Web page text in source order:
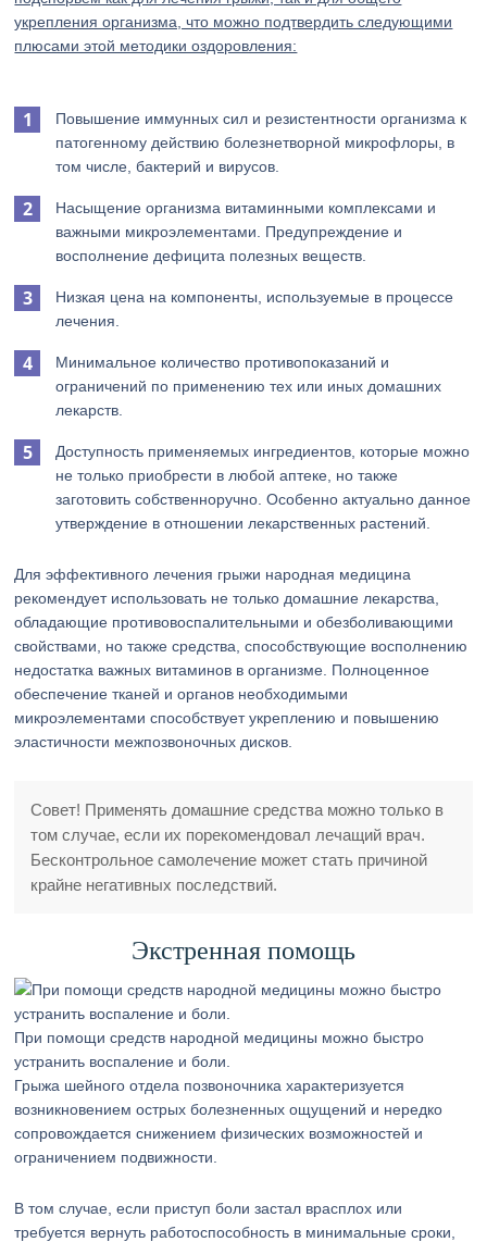
укрепления организма, что можно подтвердить следующими
плюсами этой методики оздоровления:
Повышение иммунных сил и резистентности организма к
патогенному действию болезнетворной микрофлоры, в
том числе, бактерий и вирусов.
Насыщение организма витаминными комплексами и
важными микроэлементами. Предупреждение и
восполнение дефицита полезных веществ.
Низкая цена на компоненты, используемые в процессе
лечения.
Минимальное количество противопоказаний и
ограничений по применению тех или иных домашних
лекарств.
Доступность применяемых ингредиентов, которые можно
не только приобрести в любой аптеке, но также
заготовить собственноручно. Особенно актуально данное
утверждение в отношении лекарственных растений.
Для эффективного лечения грыжи народная медицина
рекомендует использовать не только домашние лекарства,
обладающие противовоспалительными и обезболивающими
свойствами, но также средства, способствующие восполнению
недостатка важных витаминов в организме. Полноценное
обеспечение тканей и органов необходимыми
микроэлементами способствует укреплению и повышению
эластичности межпозвоночных дисков.
Совет! Применять домашние средства можно только в
том случае, если их порекомендовал лечащий врач.
Бесконтрольное самолечение может стать причиной
крайне негативных последствий.
Экстренная помощь
При помощи средств народной медицины можно быстро
устранить воспаление и боли.
Грыжа шейного отдела позвоночника характеризуется
возникновением острых болезненных ощущений и нередко
сопровождается снижением физических возможностей и
ограничением подвижности.
В том случае, если приступ боли застал врасплох или
требуется вернуть работоспособность в минимальные сроки,